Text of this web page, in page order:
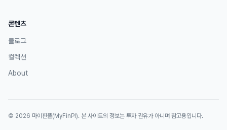
콘텐츠
블로그
컬렉션
About
© 2026 마이핀플(MyFinPl). 본 사이트의 정보는 투자 권유가 아니며 참고용입니다.